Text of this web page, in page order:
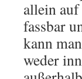
allein
fassbar
kann
weder